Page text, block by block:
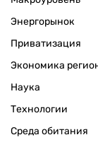
Энергорынок
Приватизация
Экономика
Наука
Технологии
Среда обитания